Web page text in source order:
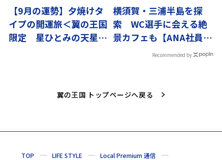
【9月の運勢】夕焼けタ
イプの開運旅＜翼の王国
限定 星ひとみの天星術
横須賀・三浦半島を探
索 WC選手に会える絶
景カフェも【ANA社員が
おすすめ 国内編】
Recommended by
翼の王国 トップページへ戻る
TOP LIFE STYLE
Local Premium 通信